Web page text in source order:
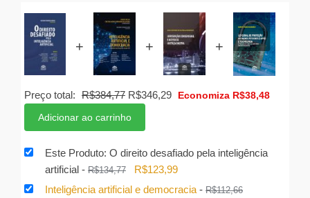
artificial
quantidade
+ + +
Preço total: R$384,77 O
original
R$384,77.
R$346,29O
R$346,29.
Economiza R$38,48
Adicionar ao carrinho
Este Produto: O direito desafiado pela inteligência
artificial - R$134,77
O
preço
R$123,99O
preço
Inteligência artificial e democracia - R$112,66